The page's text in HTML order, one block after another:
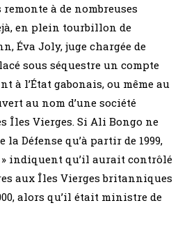
à de nombreuses
en plein tourbillon de
Éva Joly, juge chargée de
sous séquestre un compte
à l’État gabonais, ou même au
au nom d’une société
Îles Vierges. Si Ali Bongo ne
Défense qu’à partir de 1999,
» indiquent qu’il aurait contrôlé
aux Îles Vierges britanniques
alors qu’il était ministre de